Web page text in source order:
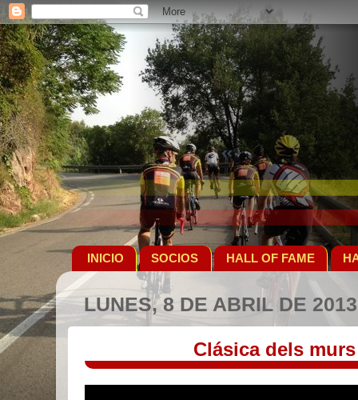
INICIO SOCIOS HALL OF FAME
LUNES, 8 DE ABRIL DE 2013
Clásica dels